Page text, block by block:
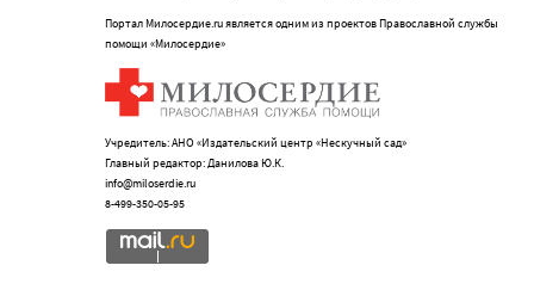
Портал Милосердие.ru является одним из проектов Православной службы
помощи «Милосердие»
Учредитель: АНО «Издательский центр «Нескучный сад»
Главный редактор: Данилова Ю.К.
info@miloserdie.ru
8-499-350-05-95